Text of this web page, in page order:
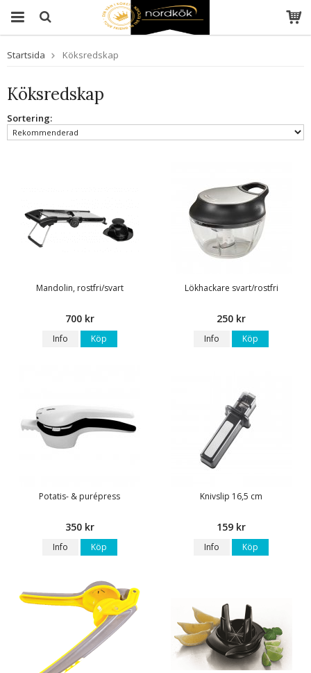
Startsida Köksredskap
Köksredskap
Sortering:
Mandolin, rostfri/svart
700 kr
Info Köp
Lökhackare svart/rostfri
250 kr
Info Köp
Potatis- & purépress
350 kr
Info Köp
Knivslip 16,5 cm
159 kr
Info Köp